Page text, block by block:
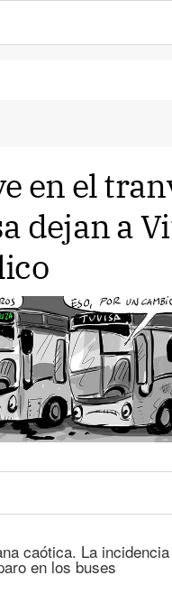
en el
dejan a
caótica. La
en los buses